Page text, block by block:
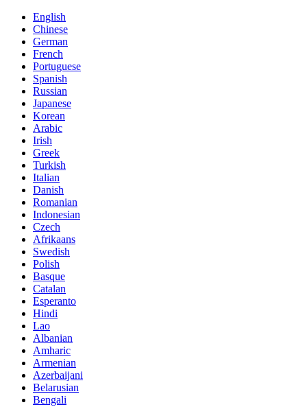
English
Chinese
German
French
Portuguese
Spanish
Russian
Japanese
Korean
Arabic
Irish
Greek
Turkish
Italian
Danish
Romanian
Indonesian
Czech
Afrikaans
Swedish
Polish
Basque
Catalan
Esperanto
Hindi
Lao
Albanian
Amharic
Armenian
Azerbaijani
Belarusian
Bengali